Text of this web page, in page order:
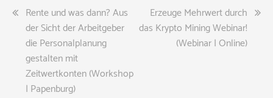
Beitragsnavigation
Rente und was dann? Aus
der Sicht der Arbeitgeber
die Personalplanung
gestalten mit
Zeitwertkonten (Workshop
| Papenburg)
Erzeuge Mehrwert durch
das Krypto Mining Webinar!
(Webinar | Online)